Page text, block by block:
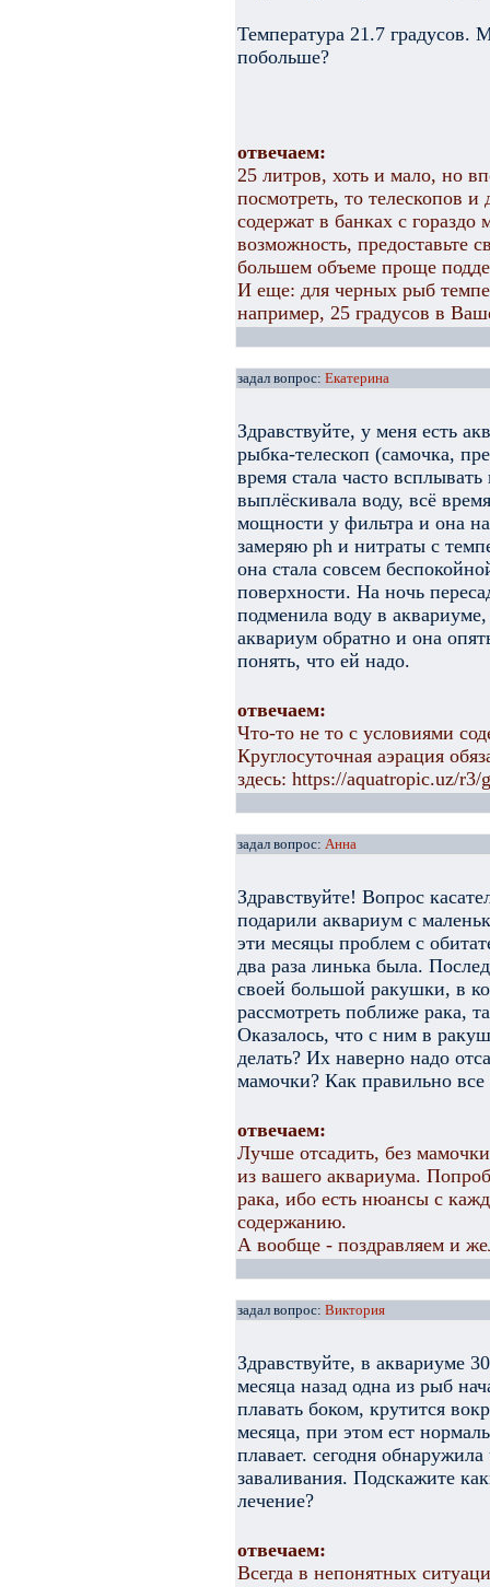
Температура 21.7 градусов.
побольше?
отвечаем:
25 литров, хоть и мало, но
посмотреть, то телескопов
содержат в банках с
возможность, предоставьте
большем объеме проще
И еще: для черных рыб
например, 25 градусов в
задал вопрос: Екатерина
Здравствуйте, у меня есть
рыбка-телескоп (самочка,
время стала часто
выплёскивала воду, всё
мощности у фильтра и она
замеряю ph и нитраты с
она стала совсем
поверхности. На ночь
подменила воду в
аквариум обратно и она
понять, что ей надо.
отвечаем:
Что-то не то с условиями
Круглосуточная аэрация
здесь: https://aquatropic.uz/
задал вопрос: Анна
Здравствуйте! Вопрос
подарили аквариум с
эти месяцы проблем с
два раза линька была.
своей большой ракушки, в
рассмотреть поближе рака,
Оказалось, что с ним в
делать? Их наверно надо
мамочки? Как правильно все
отвечаем:
Лучше отсадить, без
из вашего аквариума.
рака, ибо есть нюансы с
содержанию.
А вообще - поздравляем и
задал вопрос: Виктория
Здравствуйте, в аквариуме
месяца назад одна из рыб
плавать боком, крутится
месяца, при этом ест
плавает. сегодня
заваливания. Подскажите
лечение?
отвечаем:
Всегда в непонятных